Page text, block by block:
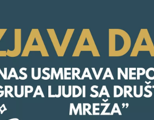
BIZBENDOVI
BIZKOLEGIJUM
BMW BIZNIS LIGA
BIZLIFE WEEK
IZJAVA GODINE
BMW BIZNIS LIGA
BIZLIFE WEEK
IZJAVA GODINE